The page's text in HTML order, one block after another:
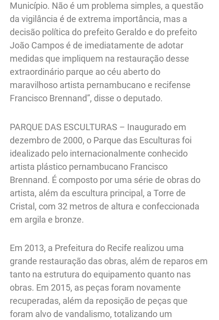
Município. Não é um problema simples, a questão
da vigilância é de extrema importância, mas a
decisão política do prefeito Geraldo e do prefeito
João Campos é de imediatamente de adotar
medidas que impliquem na restauração desse
extraordinário parque ao céu aberto do
maravilhoso artista pernambucano e recifense
Francisco Brennand”, disse o deputado.
PARQUE DAS ESCULTURAS – Inaugurado em
dezembro de 2000, o Parque das Esculturas foi
idealizado pelo internacionalmente conhecido
artista plástico pernambucano Francisco
Brennand. É composto por uma série de obras do
artista, além da escultura principal, a Torre de
Cristal, com 32 metros de altura e confeccionada
em argila e bronze.
Em 2013, a Prefeitura do Recife realizou uma
grande restauração das obras, além de reparos em
tanto na estrutura do equipamento quanto nas
obras. Em 2015, as peças foram novamente
recuperadas, além da reposição de peças que
foram alvo de vandalismo, totalizando um